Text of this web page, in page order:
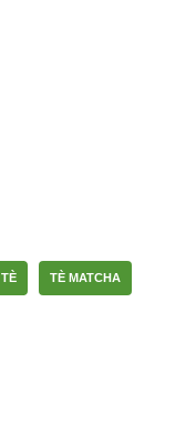
TÈ TÈ MATCHA